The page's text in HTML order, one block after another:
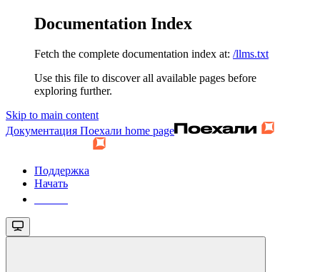
Documentation Index
Fetch the complete documentation index at: /llms.txt
Use this file to discover all available pages before
exploring further.
Skip to main content
Документация Поехали home page
Поддержка
Начать